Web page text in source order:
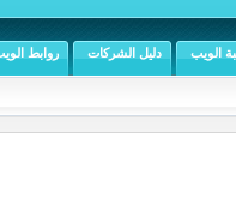
الويب دليل الشركات روابط